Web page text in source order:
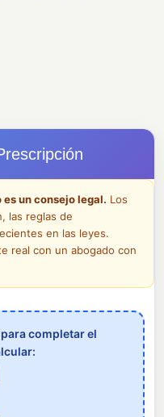
un consejo legal. Los
las reglas de
en las leyes.
real con un abogado con
completar el